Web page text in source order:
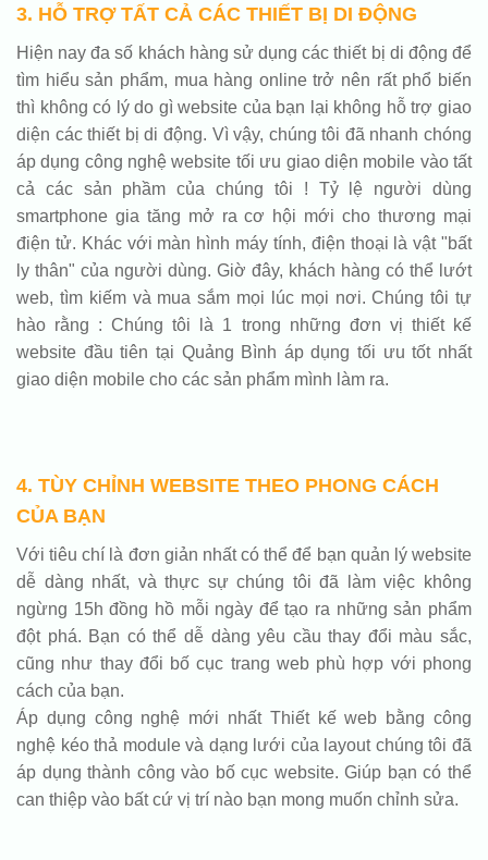
3. HỖ TRỢ TẤT CẢ CÁC THIẾT BỊ DI ĐỘNG
Hiện nay đa số khách hàng sử dụng các thiết bị di động để
tìm hiểu sản phẩm, mua hàng online trở nên rất phổ biến
thì không có lý do gì website của bạn lại không hỗ trợ giao
diện các thiết bị di động. Vì vậy, chúng tôi đã nhanh chóng
áp dụng công nghệ website tối ưu giao diện mobile vào tất
cả các sản phầm của chúng tôi ! Tỷ lệ người dùng
smartphone gia tăng mở ra cơ hội mới cho thương mại
điện tử. Khác với màn hình máy tính, điện thoại là vật "bất
ly thân" của người dùng. Giờ đây, khách hàng có thể lướt
web, tìm kiếm và mua sắm mọi lúc mọi nơi. Chúng tôi tự
hào rằng : Chúng tôi là 1 trong những đơn vị thiết kế
website đầu tiên tại Quảng Bình áp dụng tối ưu tốt nhất
giao diện mobile cho các sản phẩm mình làm ra.
4. TÙY CHỈNH WEBSITE THEO PHONG CÁCH
CỦA BẠN
Với tiêu chí là đơn giản nhất có thể để bạn quản lý website
dễ dàng nhất, và thực sự chúng tôi đã làm việc không
ngừng 15h đồng hồ mỗi ngày để tạo ra những sản phẩm
đột phá. Bạn có thể dễ dàng yêu cầu thay đổi màu sắc,
cũng như thay đổi bố cục trang web phù hợp với phong
cách của bạn.
Áp dụng công nghệ mới nhất Thiết kế web bằng công
nghệ kéo thả module và dạng lưới của layout chúng tôi đã
áp dụng thành công vào bố cục website. Giúp bạn có thể
can thiệp vào bất cứ vị trí nào bạn mong muốn chỉnh sửa.